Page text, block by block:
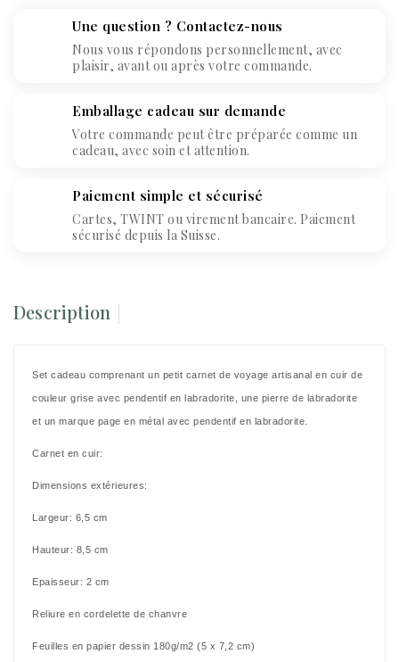
Une question ? Contactez-nous
Nous vous répondons personnellement, avec
plaisir, avant ou après votre commande.
Emballage cadeau sur demande
Votre commande peut être préparée comme un
cadeau, avec soin et attention.
Paiement simple et sécurisé
Cartes, TWINT ou virement bancaire. Paiement
sécurisé depuis la Suisse.
Description
Set cadeau comprenant un petit carnet de voyage artisanal en cuir de
couleur grise avec pendentif en labradorite, une pierre de labradorite
et un marque page en métal avec pendentif en labradorite.
Carnet en cuir:
Dimensions extérieures:
Largeur: 6,5 cm
Hauteur: 8,5 cm
Epaisseur: 2 cm
Reliure en cordelette de chanvre
Feuilles en papier dessin 180g/m2 (5 x 7,2 cm)